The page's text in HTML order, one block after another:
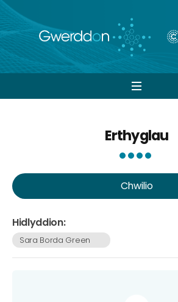
Open
Erthyglau
Chwilio
Hidlyddion:
Sara Borda Green